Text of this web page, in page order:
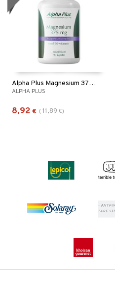
Alpha Plus Magnesium 375mg
ALPHA PLUS
8,92 € ( 11,89 €)